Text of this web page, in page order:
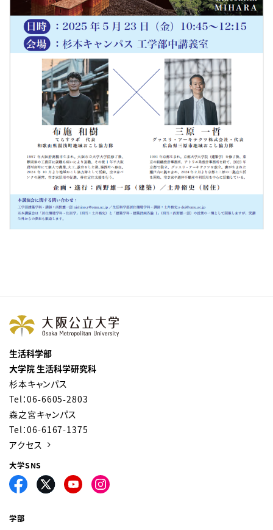
生活科学部
大学院 生活科学研究科
杉本キャンパス
Tel：06-6605-2803
森之宮キャンパス
Tel：06-6167-1375
アクセス
大学SNS
学部